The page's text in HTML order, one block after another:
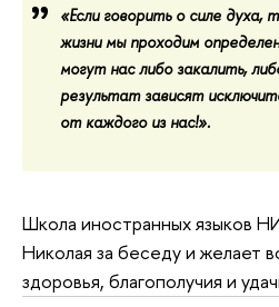
«Если говорить о силе духа,
жизни мы проходим
могут нас либо закалить,
результат зависят
от каждого из нас!».
Школа иностранных языков
Николая за беседу и желает
здоровья, благополучия и